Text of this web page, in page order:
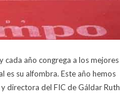
cada año congrega a los mejores
es su alfombra. Este año hemos
directora del FIC de Gáldar Ruth